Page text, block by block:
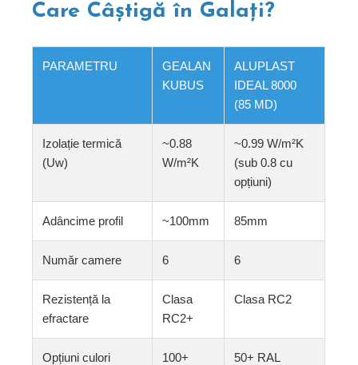
Care Câștigă în Galați?
PARAMETRU
GEALAN
KUBUS
ALUPLAST
IDEAL 8000
(85 MD)
Izolație termică
(Uw)
~0.88
W/m²K
~0.99 W/m²K
(sub 0.8 cu
opțiuni)
Adâncime profil ~100mm 85mm
Număr camere 6 6
Rezistență la
efractare
Clasa
RC2+
Clasa RC2
Opțiuni culori
100+
50+ RAL